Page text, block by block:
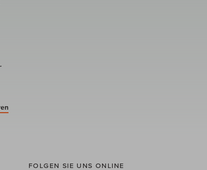
FOLGEN SIE UNS ONLINE